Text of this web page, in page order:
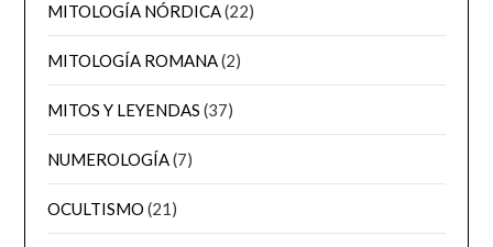
MITOLOGÍA NÓRDICA(22)
MITOLOGÍA ROMANA(2)
MITOS Y LEYENDAS (37)
NUMEROLOGÍA(7)
OCULTISMO (21)